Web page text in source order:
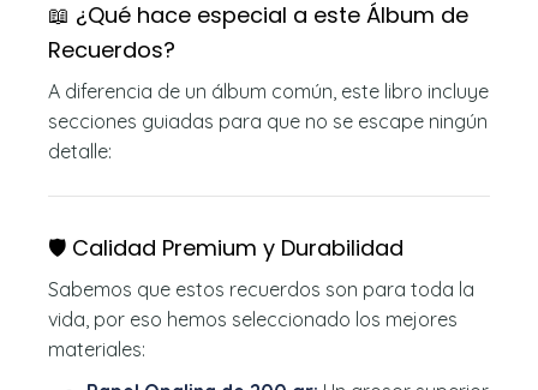
📖 ¿Qué hace especial a este Álbum de
Recuerdos?
A diferencia de un álbum común, este libro incluye
secciones guiadas para que no se escape ningún
detalle:
🛡️ Calidad Premium y Durabilidad
Sabemos que estos recuerdos son para toda la
vida, por eso hemos seleccionado los mejores
materiales: